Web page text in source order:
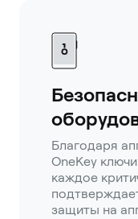
Благодаря
OneKey
каждое
защиты на